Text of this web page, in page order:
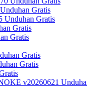
Gratis
Unduhan Gratis
Gratis
Gratis
Gratis
Gratis
v20260621